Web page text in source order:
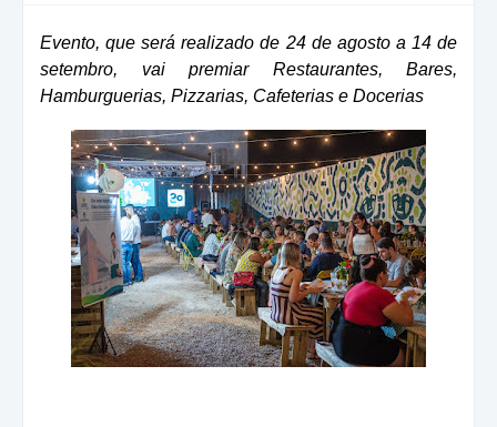
Evento, que será realizado de 24 de agosto a 14 de
setembro, vai premiar Restaurantes, Bares,
Hamburguerias, Pizzarias, Cafeterias e Docerias